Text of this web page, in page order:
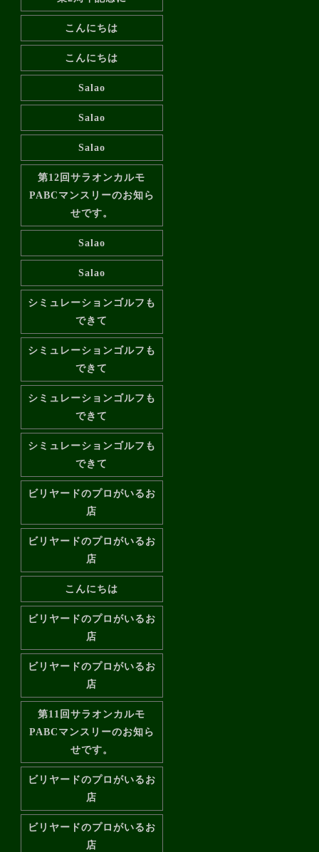
こんにちは
こんにちは
Salao
Salao
Salao
第12回サラオンカルモ
PABCマンスリーのお知ら
せです。
Salao
Salao
シミュレーションゴルフも
できて
シミュレーションゴルフも
できて
シミュレーションゴルフも
できて
シミュレーションゴルフも
できて
ビリヤードのプロがいるお
店
ビリヤードのプロがいるお
店
こんにちは
ビリヤードのプロがいるお
店
ビリヤードのプロがいるお
店
第11回サラオンカルモ
PABCマンスリーのお知ら
せです。
ビリヤードのプロがいるお
店
ビリヤードのプロがいるお
店